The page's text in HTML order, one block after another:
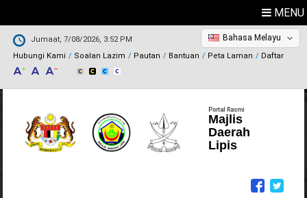
MENU
Jumaat, 7/08/2026, 3:52 PM
Hubungi Kami
Soalan Lazim Pautan Bantuan Peta Laman Daftar
Bahasa Melayu
Portal Rasmi
Majlis
Daerah
Lipis